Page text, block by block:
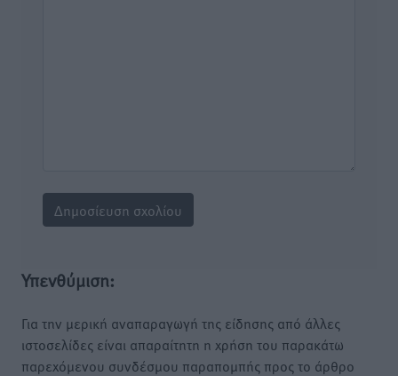
Υπενθύμιση:
Για την μερική αναπαραγωγή της είδησης από άλλες
ιστοσελίδες είναι απαραίτητη η χρήση του παρακάτω
παρεχόμενου συνδέσμου παραπομπής προς το άρθρο